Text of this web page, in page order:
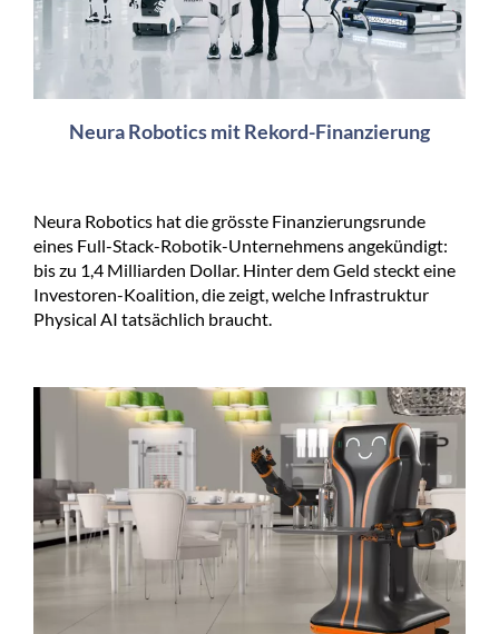
Neura Robotics mit Rekord-Finanzierung
Neura Robotics hat die grösste Finanzierungsrunde
eines Full-Stack-Robotik-Unternehmens angekündigt:
bis zu 1,4 Milliarden Dollar. Hinter dem Geld steckt eine
Investoren-Koalition, die zeigt, welche Infrastruktur
Physical AI tatsächlich braucht.